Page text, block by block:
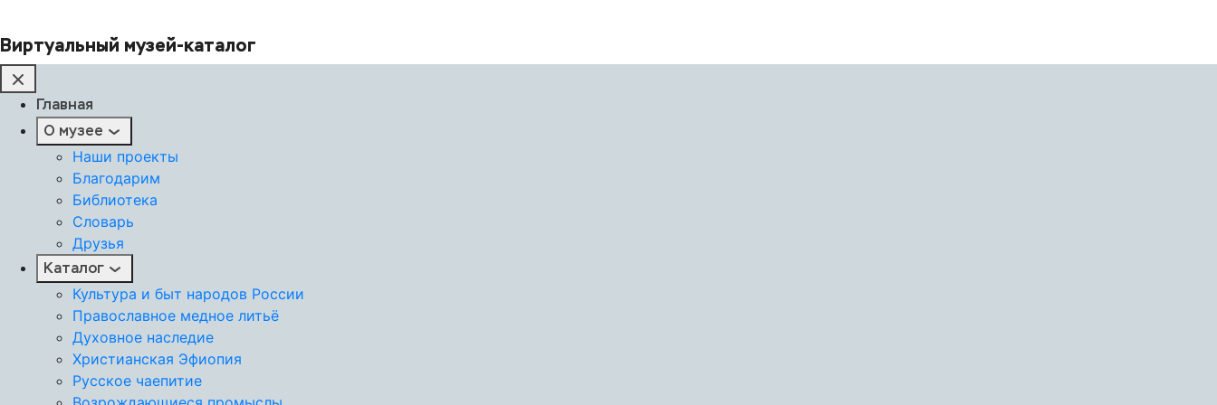
Виртуальный музей-каталог
Главная
О музее
Наши проекты
Благодарим
Библиотека
Словарь
Друзья
Каталог
Культура и быт народов России
Православное медное литьё
Духовное наследие
Христианская Эфиопия
Русское чаепитие